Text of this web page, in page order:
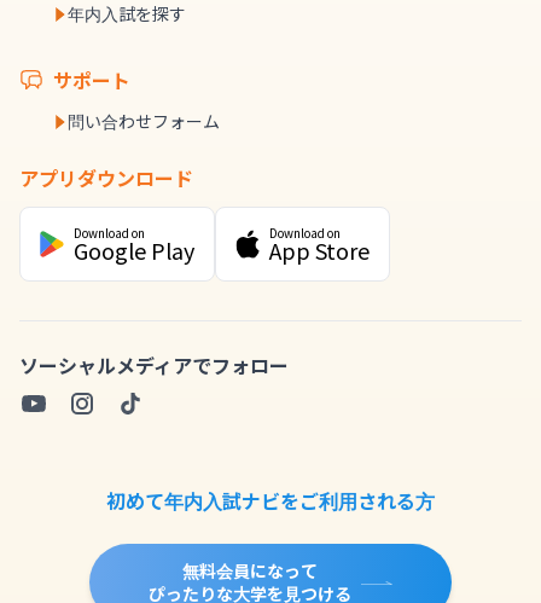
年内入試を探す
サポート
問い合わせフォーム
アプリダウンロード
Download on
Google Play
Download on
App Store
ソーシャルメディアでフォロー
初めて年内入試ナビをご利用される方
無料会員になって
ぴったりな大学を見つける